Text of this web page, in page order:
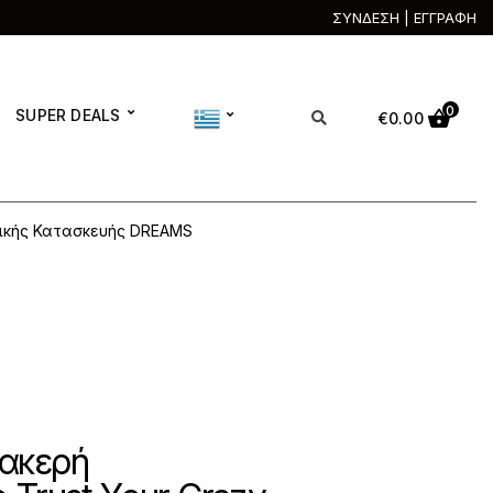
ΣΥΝΔΕΣΗ | ΕΓΓΡΑΦΗ
SUPER DEALS €0.00 0
Κατασκευής DREAMS